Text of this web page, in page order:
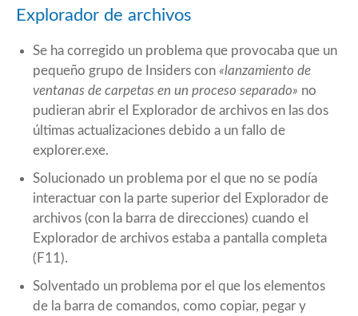
Explorador de archivos
Se ha corregido un problema que provocaba que un
pequeño grupo de Insiders con «lanzamiento de
ventanas de carpetas en un proceso separado» no
pudieran abrir el Explorador de archivos en las dos
últimas actualizaciones debido a un fallo de
explorer.exe.
Solucionado un problema por el que no se podía
interactuar con la parte superior del Explorador de
archivos (con la barra de direcciones) cuando el
Explorador de archivos estaba a pantalla completa
(F11).
Solventado un problema por el que los elementos
de la barra de comandos, como copiar, pegar y